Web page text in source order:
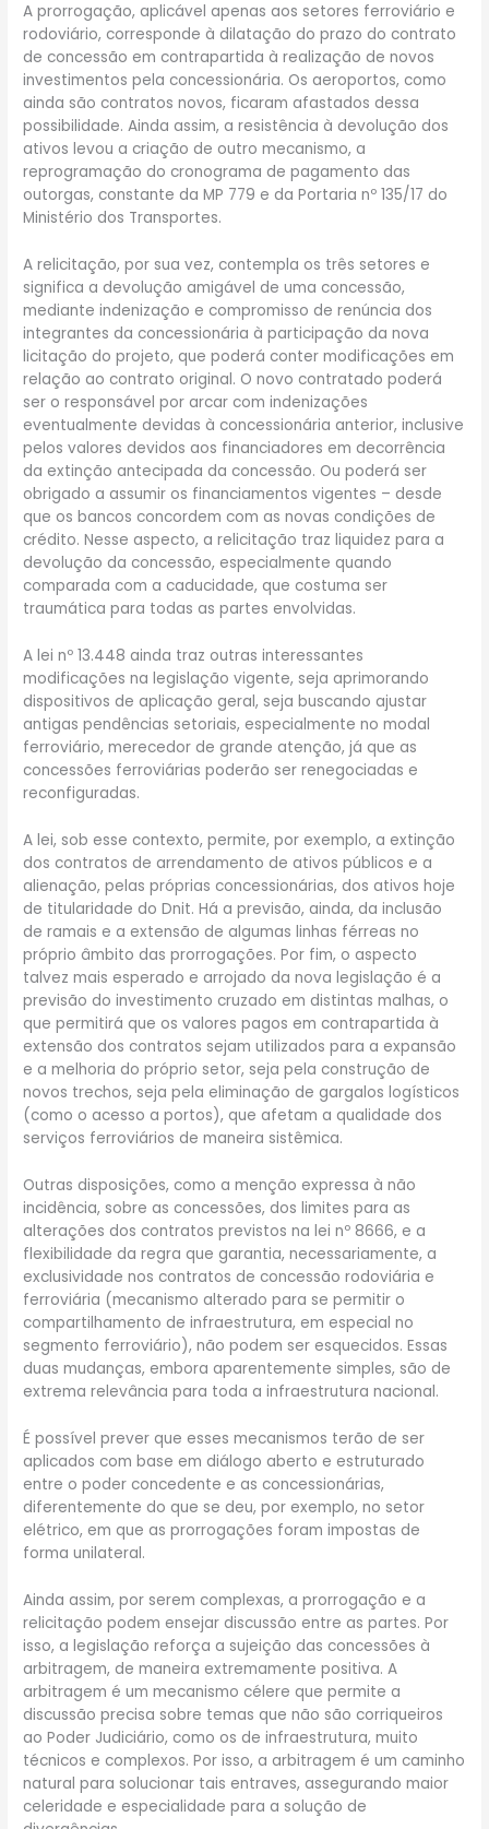
A prorrogação, aplicável apenas aos setores ferroviário e
rodoviário, corresponde à dilatação do prazo do contrato
de concessão em contrapartida à realização de novos
investimentos pela concessionária. Os aeroportos, como
ainda são contratos novos, ficaram afastados dessa
possibilidade. Ainda assim, a resistência à devolução dos
ativos levou a criação de outro mecanismo, a
reprogramação do cronograma de pagamento das
outorgas, constante da MP 779 e da Portaria nº 135/17 do
Ministério dos Transportes.
A relicitação, por sua vez, contempla os três setores e
significa a devolução amigável de uma concessão,
mediante indenização e compromisso de renúncia dos
integrantes da concessionária à participação da nova
licitação do projeto, que poderá conter modificações em
relação ao contrato original. O novo contratado poderá
ser o responsável por arcar com indenizações
eventualmente devidas à concessionária anterior, inclusive
pelos valores devidos aos financiadores em decorrência
da extinção antecipada da concessão. Ou poderá ser
obrigado a assumir os financiamentos vigentes – desde
que os bancos concordem com as novas condições de
crédito. Nesse aspecto, a relicitação traz liquidez para a
devolução da concessão, especialmente quando
comparada com a caducidade, que costuma ser
traumática para todas as partes envolvidas.
A lei nº 13.448 ainda traz outras interessantes
modificações na legislação vigente, seja aprimorando
dispositivos de aplicação geral, seja buscando ajustar
antigas pendências setoriais, especialmente no modal
ferroviário, merecedor de grande atenção, já que as
concessões ferroviárias poderão ser renegociadas e
reconfiguradas.
A lei, sob esse contexto, permite, por exemplo, a extinção
dos contratos de arrendamento de ativos públicos e a
alienação, pelas próprias concessionárias, dos ativos hoje
de titularidade do Dnit. Há a previsão, ainda, da inclusão
de ramais e a extensão de algumas linhas férreas no
próprio âmbito das prorrogações. Por fim, o aspecto
talvez mais esperado e arrojado da nova legislação é a
previsão do investimento cruzado em distintas malhas, o
que permitirá que os valores pagos em contrapartida à
extensão dos contratos sejam utilizados para a expansão
e a melhoria do próprio setor, seja pela construção de
novos trechos, seja pela eliminação de gargalos logísticos
(como o acesso a portos), que afetam a qualidade dos
serviços ferroviários de maneira sistêmica.
Outras disposições, como a menção expressa à não
incidência, sobre as concessões, dos limites para as
alterações dos contratos previstos na lei nº 8666, e a
flexibilidade da regra que garantia, necessariamente, a
exclusividade nos contratos de concessão rodoviária e
ferroviária (mecanismo alterado para se permitir o
compartilhamento de infraestrutura, em especial no
segmento ferroviário), não podem ser esquecidos. Essas
duas mudanças, embora aparentemente simples, são de
extrema relevância para toda a infraestrutura nacional.
É possível prever que esses mecanismos terão de ser
aplicados com base em diálogo aberto e estruturado
entre o poder concedente e as concessionárias,
diferentemente do que se deu, por exemplo, no setor
elétrico, em que as prorrogações foram impostas de
forma unilateral.
Ainda assim, por serem complexas, a prorrogação e a
relicitação podem ensejar discussão entre as partes. Por
isso, a legislação reforça a sujeição das concessões à
arbitragem, de maneira extremamente positiva. A
arbitragem é um mecanismo célere que permite a
discussão precisa sobre temas que não são corriqueiros
ao Poder Judiciário, como os de infraestrutura, muito
técnicos e complexos. Por isso, a arbitragem é um caminho
natural para solucionar tais entraves, assegurando maior
celeridade e especialidade para a solução de